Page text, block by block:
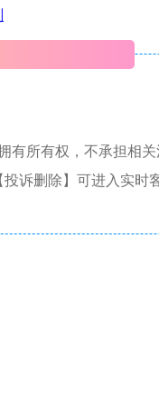
有所有权，不承担相
诉删除】可进入实时